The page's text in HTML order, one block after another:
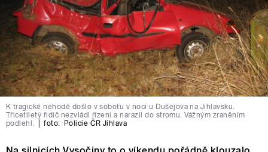
K tragické nehodě došlo v sobotu v noci u Dušejova na Jihlavsku.
Třicetiletý řidič nezvládl řízení a narazil do stromu. Vážným zraněním
podlehl.
foto: Policie ČR Jihlava